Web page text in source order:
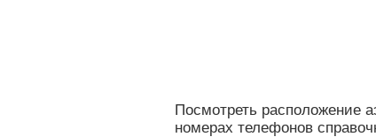
Посмотреть расположение
номерах телефонов